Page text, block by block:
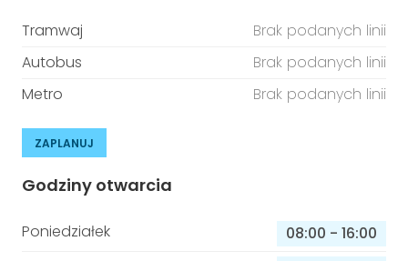
Tramwaj
Brak podanych linii
Autobus
Brak podanych linii
Metro
Brak podanych linii
ZAPLANUJ
Godziny otwarcia
Poniedziałek 08:00 - 16:00